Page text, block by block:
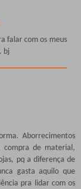
falar com os meus
bj
Aborrecimentos
compra de material,
pq a diferença de
gasta aquilo que
pra lidar com os